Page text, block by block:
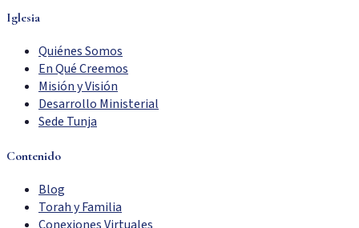
Iglesia
Quiénes Somos
En Qué Creemos
Misión y Visión
Desarrollo Ministerial
Sede Tunja
Contenido
Blog
Torah y Familia